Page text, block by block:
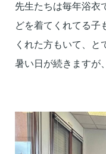
先生たちは毎年浴衣
どを着てくれてる子
くれた方もいて、と
暑い日が続きますが